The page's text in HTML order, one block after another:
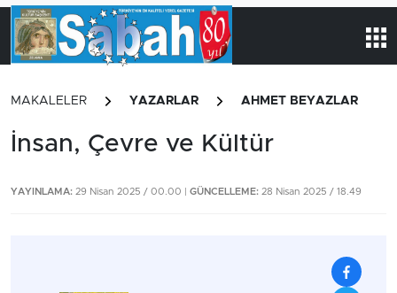
MAKALELER YAZARLAR AHMET BEYAZLAR
İnsan, Çevre ve Kültür
YAYINLAMA: 29 Nisan 2025 / 00.00 | GÜNCELLEME: 28 Nisan 2025 / 18.49